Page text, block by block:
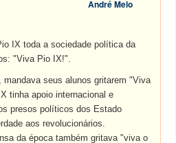
André Melo
IX toda a sociedade política da
"Viva Pio IX!".
mandava seus alunos gritarem "Viva
tinha apoio internacional e
presos políticos dos Estado
aos revolucionários.
da época também gritava "viva o